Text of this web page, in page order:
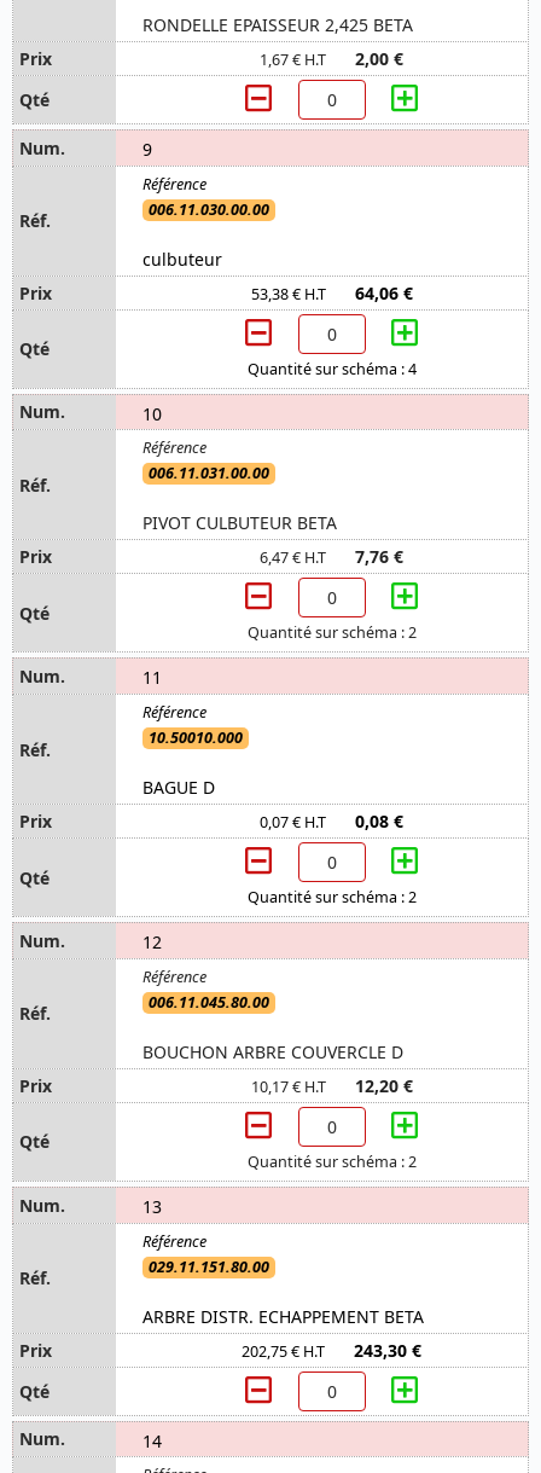
RONDELLE EPAISSEUR 2,425 BETA
1,67 € H.T 2,00 €
9
006.11.030.00.00
culbuteur
53,38 € H.T 64,06 €
Quantité sur schéma : 4
10
006.11.031.00.00
PIVOT CULBUTEUR BETA
6,47 € H.T 7,76 €
Quantité sur schéma : 2
11
10.50010.000
BAGUE D
0,07 € H.T 0,08 €
Quantité sur schéma : 2
12
006.11.045.80.00
BOUCHON ARBRE COUVERCLE D
10,17 € H.T 12,20 €
Quantité sur schéma : 2
13
029.11.151.80.00
ARBRE DISTR. ECHAPPEMENT BETA
202,75 € H.T 243,30 €
14